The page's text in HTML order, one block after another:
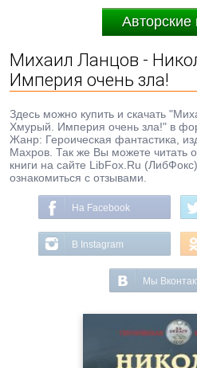
Авторские
Михаил Ланцов -
Империя очень зла!
Здесь можно купить и скачать
Хмурый. Империя очень зла!" в
Жанр: Героическая фантастика,
Махров. Так же Вы можете читать
книги на сайте LibFox.Ru
ознакомиться с отзывами.
На Facebook
В Instagram
Мы